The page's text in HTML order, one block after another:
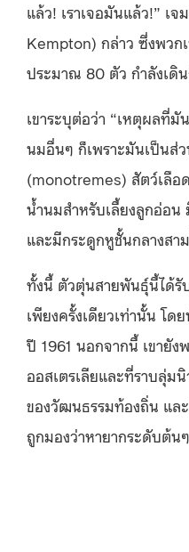
แล้ว! เราเจอมันแล้ว!” เ
Kempton) กล่าว ซึ่งพวก
ประมาณ 80 ตัว กำลังเดิ
เขาระบุต่อว่า “เหตุผลที่
นมอื่นๆ ก็เพราะมันเป็นส่
(monotremes) สัตว์เลื
น้ำนมสำหรับเลี้ยงลูกอ่อน
และมีกระดูกหูชั้นกลางสา
ทั้งนี้ ตัวตุ่นสายพันธุ์นี้ได้รั
เพียงครั้งเดียวเท่านั้น โ
ปี 1961 นอกจากนี้ เขายั
ออสเตรเลียและที่ราบลุ่
ของวัฒนธรรมท้องถิ่น แล
ถูกมองว่าหายากระดับต้น